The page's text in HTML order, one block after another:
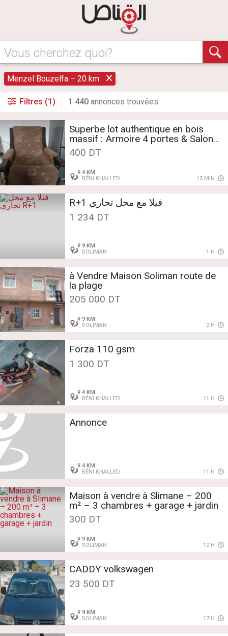
Vous cherchez quoi?
Menzel Bouzelfa – 20 km
Filtres (1) 1 440 annonces trouvées
Superbe lot authentique en bois
massif : Armoire 4 portes & Salon
complet
400 DT
4 KM
BÉNI KHALLED
15 MIN
فيلا مع محل تجاري R+1
1 234 DT
9 KM
SOLIMAN
1 H
à Vendre Maison Soliman route de
la plage
205 000 DT
9 KM
SOLIMAN
2 H
Forza 110 gsm
1 300 DT
4 KM
BÉNI KHALLED
11 H
Annonce
4 KM
BÉNI KHALLED
11 H
Maison à vendre à Slimane – 200
m² – 3 chambres + garage + jardin
300 DT
9 KM
SOLIMAN
12 H
CADDY volkswagen
23 500 DT
9 KM
SOLIMAN
17 H